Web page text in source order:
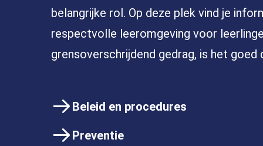
belangrijke rol. Op deze plek vind je
respectvolle leeromgeving voor
grensoverschrijdend gedrag, is het
Beleid en procedures
Preventie